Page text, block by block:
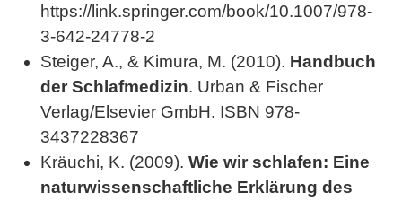
https://link.springer.com/book/10.1007/978-
3-642-24778-2
Steiger, A., & Kimura, M. (2010). Handbuch
der Schlafmedizin. Urban & Fischer
Verlag/Elsevier GmbH. ISBN 978-
3437228367
Kräuchi, K. (2009). Wie wir schlafen: Eine
naturwissenschaftliche Erklärung des